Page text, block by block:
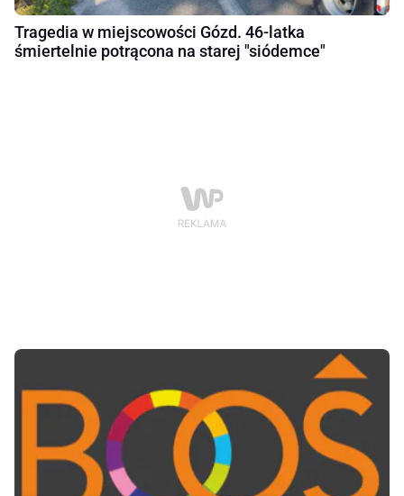
Tragedia w miejscowości Gózd. 46-latka
śmiertelnie potrącona na starej "siódemce"